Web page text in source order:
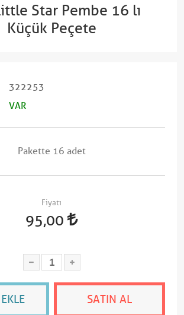
Star Pembe 16 lı
Küçük Peçete
322253
VAR
Pakette 16 adet
Fiyatı
95,00
SATIN AL